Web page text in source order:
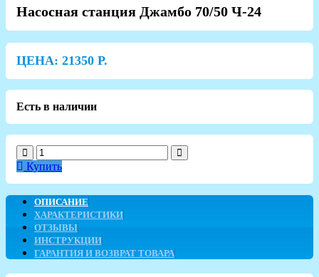
Насосная станция Джамбо 70/50 Ч-24
ЦЕНА: 21350 Р.
Есть в наличии
Купить
ОПИСАНИЕ
ХАРАКТЕРИСТИКИ
ОТЗЫВЫ
ИНСТРУКЦИИ
ГАРАНТИЯ И ВОЗВРАТ ТОВАРА